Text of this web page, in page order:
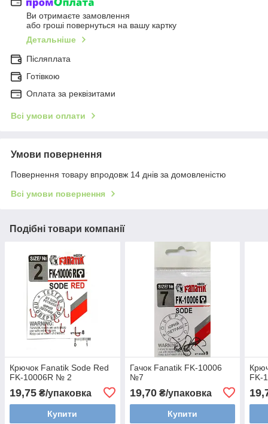
Ви отримаєте замовлення
або гроші повернуться на вашу картку
Детальніше
Післяплата
Готівкою
Оплата за реквізитами
Всі умови оплати
Умови повернення
Повернення товару впродовж 14 днів за домовленістю
Всі умови повернення
Подібні товари компанії
Крючок Fanatik Sode Red
FK-10006R № 2
19,75 ₴/упаковка
Купити
Гачок Fanatik FK-10006
№7
19,70₴/упаковка
Купити
FK-